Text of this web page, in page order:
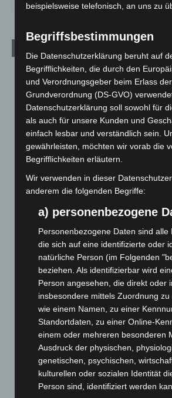
Kunst trifft Weingenuss: Barbara-
Werke im Jacques’ Wein-Depot
8. August 2026
A2: Zweite Turbobaustelle startet
und Bothfeld
8. August 2026
Waldbrandeinsatz aus Spanien zurück
7. August 2026
Hannover: Erste Tigermücken-
entdeckt
7. August 2026
Brand im „Haus der Begegnung“ in
6. August 2026
Region Hannover: 21 neue
Roten Kreuz
5. August 2026
Mann läuft mit Hockeyschläger über A7
Zeugen
5. August 2026
beispielsweise telefonisch, an uns zu
Begriffsbestimmungen
Die Datenschutzerklärung beruht auf
Begrifflichkeiten, die durch den
und Verordnungsgeber beim Erlass
Grundverordnung (DS-GVO)
Datenschutzerklärung soll sowohl für
als auch für unsere Kunden und
einfach lesbar und verständlich sein.
gewährleisten, möchten wir vorab die
Begrifflichkeiten erläutern.
Wir verwenden in dieser
anderem die folgenden Begriffe:
a) personenbezogene
Personenbezogene Daten sind alle
die sich auf eine identifizierte oder
natürliche Person (im Folgenden
beziehen. Als identifizierbar wird
Person angesehen, die direkt oder
insbesondere mittels Zuordnung
wie einem Namen, zu einer
Standortdaten, zu einer Online-
einem oder mehreren besonderen
Ausdruck der physischen,
genetischen, psychischen,
kulturellen oder sozialen Identität
Person sind, identifiziert werden